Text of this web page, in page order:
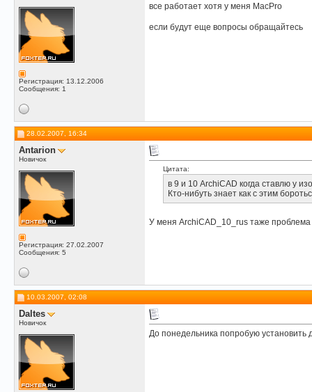
Регистрация: 13.12.2006
Сообщения: 1
все работает хотя у меня MacPro
если будут еще вопросы обращайтесь
28.02.2007, 16:34
Antarion
Новичок
Регистрация: 27.02.2007
Сообщения: 5
Цитата:
в 9 и 10 ArchiCAD когда ставлю у
Кто-нибуть знает как с этим
У меня ArchiCAD_10_rus таже проблема
10.03.2007, 02:08
Daltes
Новичок
До понедельника попробую установить